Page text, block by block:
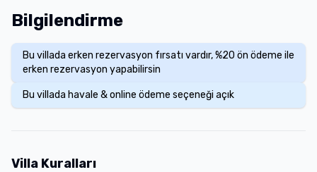
Bilgilendirme
Bu villada erken rezervasyon fırsatı vardır, %20 ön ödeme ile
erken rezervasyon yapabilirsin
Bu villada havale & online ödeme seçeneği açık
Villa Kuralları